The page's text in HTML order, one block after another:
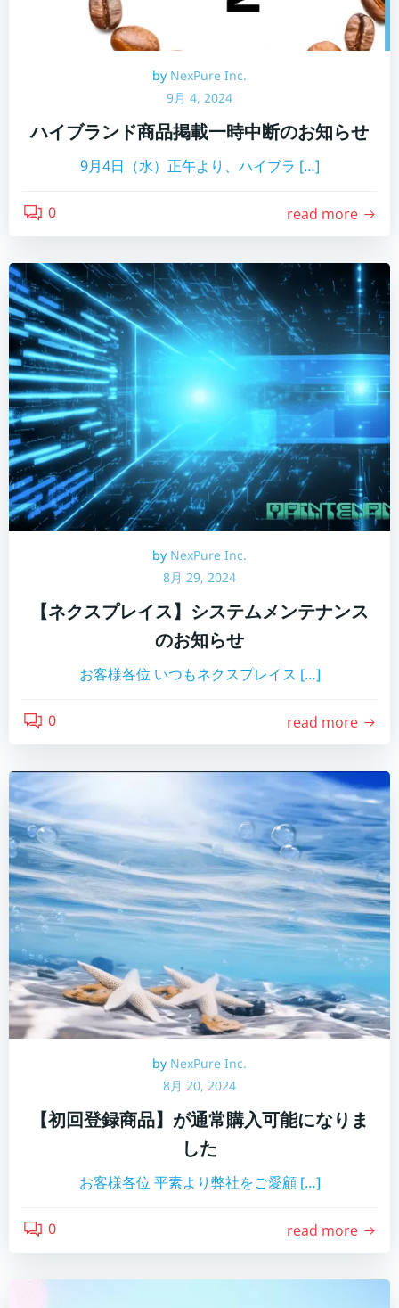
by NexPure Inc.
9月 4, 2024
ハイブランド商品掲載一時中断のお知らせ
9月4日（水）正午より、ハイブラ […]
0 read more
by NexPure Inc.
8月 29, 2024
【ネクスプレイス】システムメンテナンス
のお知らせ
お客様各位 いつもネクスプレイス […]
0 read more
by NexPure Inc.
8月 20, 2024
【初回登録商品】が通常購入可能になりま
した
お客様各位 平素より弊社をご愛顧 […]
0 read more